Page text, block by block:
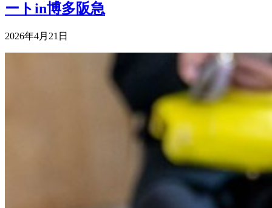
ートin博多阪急
2026年4月21日